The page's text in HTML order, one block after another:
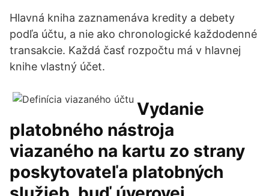
Hlavná kniha zaznamenáva kredity a debety
podľa účtu, a nie ako chronologické každodenné
transakcie. Každá časť rozpočtu má v hlavnej
knihe vlastný účet.
Vydanie
platobného nástroja
viazaného na kartu zo strany
poskytovateľa platobných